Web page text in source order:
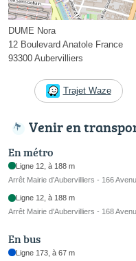
DUME Nora
12 Boulevard Anatole France
93300 Aubervilliers
Trajet Waze
Venir en
En métro
Ligne 12, à 188 m
Arrêt Mairie d'Aubervilliers - 166
Ligne 12, à 188 m
Arrêt Mairie d'Aubervilliers - 168
En bus
Ligne 173, à 67 m